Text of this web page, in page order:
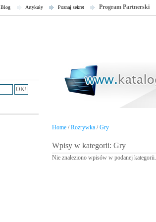
Program Partnerski
Poznaj sekret
Artykuły
Blog
Home /Rozrywka /Gry
Wpisy w kategorii: Gry
Nie znaleziono wpisów w podanej kategorii.